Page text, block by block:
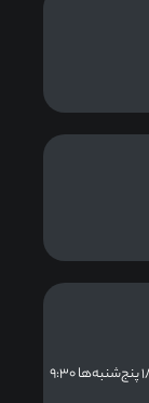
شنبه تا چهارشنبه از ساعت ۹:۳۰ الی ۱۸:۰۰ پنج‌شنبه‌ها ۹:۳۰